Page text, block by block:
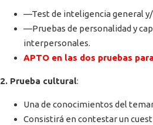
—Test de inteligencia general y/
—Pruebas de personalidad y
interpersonales.
APTO en las dos pruebas
2. Prueba cultural:
Una de conocimientos del
Consistirá en contestar un